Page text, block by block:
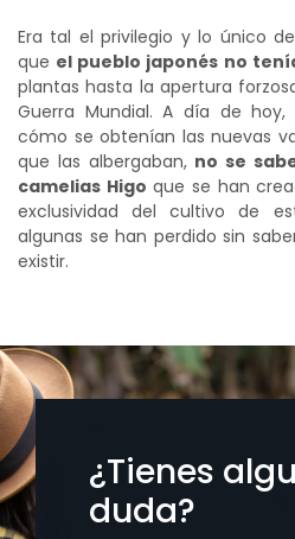
Era tal el privilegio y lo único
que el pueblo japonés no
plantas hasta la apertura
Guerra Mundial. A día de
cómo se obtenían las nuevas
que las albergaban, no se
camelias Higo que se han
exclusividad del cultivo de
algunas se han perdido sin
existir.
¿Tienes
duda?